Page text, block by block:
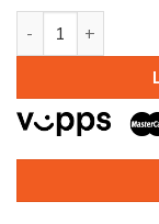
LYSLIST QL009